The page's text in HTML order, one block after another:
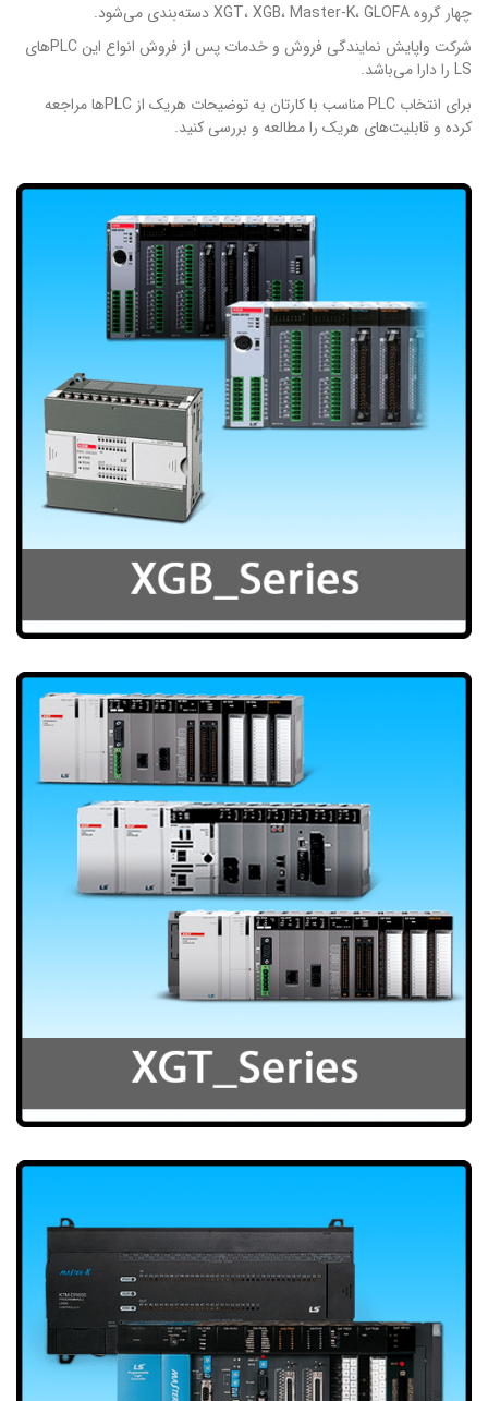
چهار گروه XGT، XGB، Master-K، GLOFA دسته‌بندی می‌شود.
شرکت واپایش نمایندگی فروش و خدمات پس از فروش انواع این PLCهای
LS را دارا می‌باشد.
برای انتخاب PLC مناسب با کارتان به توضیحات هریک از PLCها مراجعه
کرده و قابلیت‌های هریک را مطالعه و بررسی کنید.